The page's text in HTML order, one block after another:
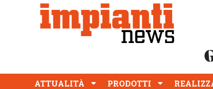
ATTUALITÀ PRODOTTI
PROFESSIONE
ATTUALITÀ PRODOTTI